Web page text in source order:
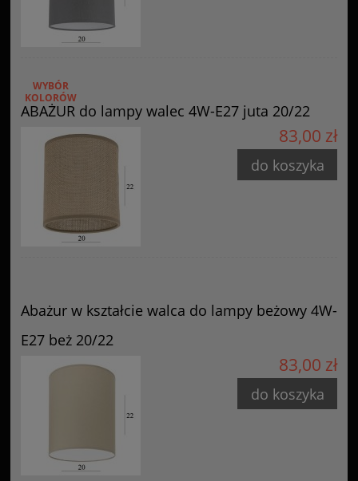
ABAŻUR do lampy walec 4W-E27 juta 20/22
WYBÓR
KOLORÓW
83,00 zł
do koszyka
Abażur w kształcie walca do lampy beżowy 4W-
E27 beż 20/22
83,00 zł
do koszyka